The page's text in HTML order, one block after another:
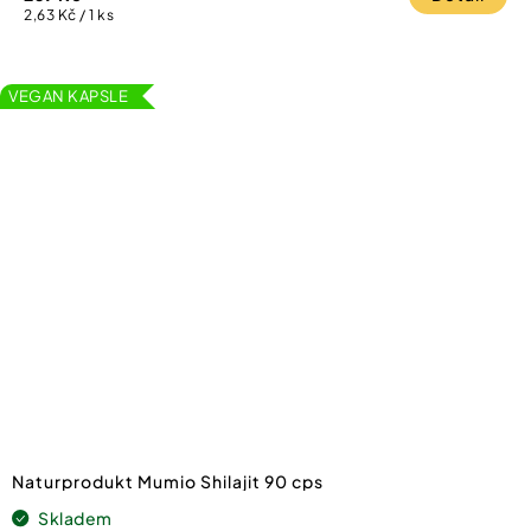
Měrná
2,63 Kč / 1 ks
VEGAN KAPSLE
Naturprodukt Mumio Shilajit 90 cps
Skladem